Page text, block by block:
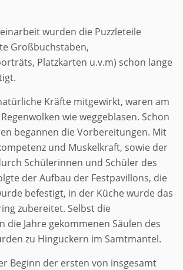
wurden die Puzzleteile
Großbuchstaben,
Platzkarten u.v.m) schon lange
Kräfte mitgewirkt, waren am
wie weggeblasen. Schon
begannen die Vorbereitungen. Mit
und Muskelkraft, sowie der
Schülerinnen und Schüler des
der Aufbau der Festpavillons, die
befestigt, in der Küche wurde das
zubereitet. Selbst die
die Jahre gekommenen Säulen des
zu Hinguckern im Samtmantel.
Beginn der ersten von insgesamt